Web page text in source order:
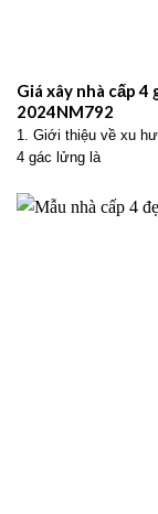
Giá xây nhà cấp
2024NM792
1. Giới thiệu về xu
4 gác lửng là